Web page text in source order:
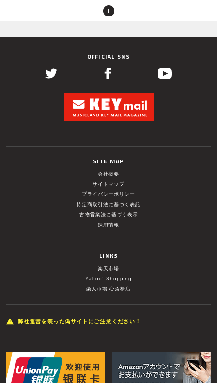
1
OFFICIAL SNS
SITE MAP
会社概要
サイトマップ
プライバシーポリシー
特定商取引法に基づく表記
古物営業法に基づく表示
採用情報
LINKS
楽天市場
Yahoo! Shopping
楽天市場 心斎橋店
弊社運営を装った偽サイトにご注意ください！